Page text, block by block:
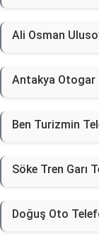
Ali Osman
Antakya Otogar
Ben Turizmin
Söke Tren Garı
Doğuş Oto